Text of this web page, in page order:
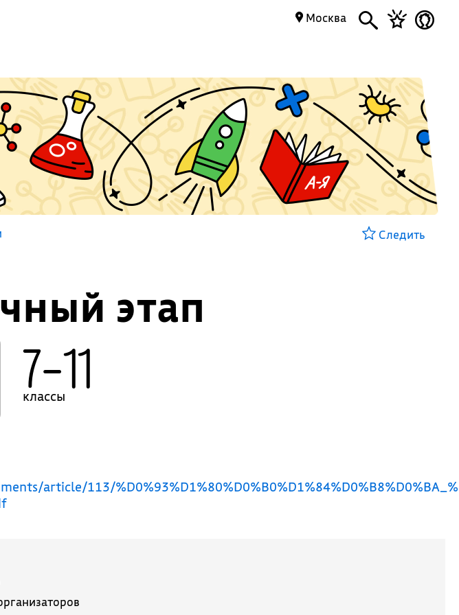
Москва
Следить
этап
7–11
классы
article/113/